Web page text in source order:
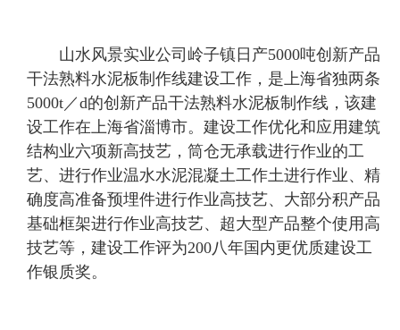
山水风景实业公司岭子镇日产5000吨创新产品
干法熟料水泥板制作线建设工作，是上海省独两条
5000t／d的创新产品干法熟料水泥板制作线，该建
设工作在上海省淄博市。建设工作优化和应用建筑
结构业六项新高技艺，筒仓无承载进行作业的工
艺、进行作业温水水泥混凝土工作土进行作业、精
确度高准备预埋件进行作业高技艺、大部分积产品
基础框架进行作业高技艺、超大型产品整个使用高
技艺等，建设工作评为200八年国内更优质建设工
作银质奖。